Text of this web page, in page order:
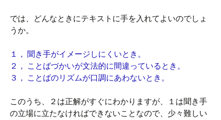
では、どんなときにテキストに手を入れてよいのでしょ
うか。
１， 聞き手がイメージしにくいとき。
２， ことばづかいが文法的に間違っているとき。
３， ことばのリズムが口調にあわないとき。
このうち、２は正解がすぐにわかりますが、１は聞き手
の立場に立たなければできないことなので、少々難しい